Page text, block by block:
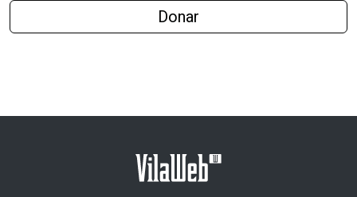
Donar